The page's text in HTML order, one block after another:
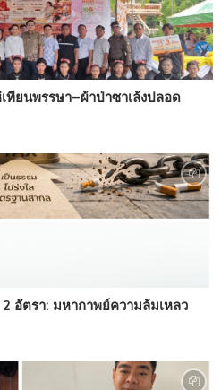
ยนพรรษา–ผ้าป่าซาเล้งปลอด
อัตรา: มหากาพย์ความล้มเหลว